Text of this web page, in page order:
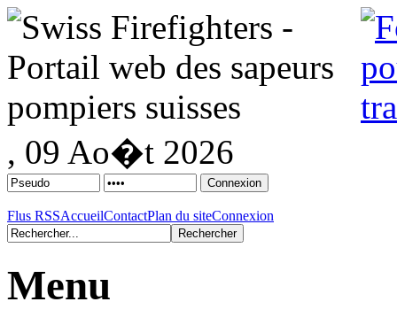
, 09 Ao�t 2026
Flus RSSAccueilContactPlan du siteConnexion
Menu